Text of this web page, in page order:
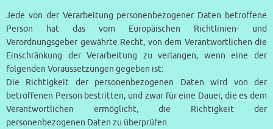
Jede von der Verarbeitung personenbezogener Daten betroffene
Person hat das vom Europäischen Richtlinien- und
Verordnungsgeber gewährte Recht, von dem Verantwortlichen die
Einschränkung der Verarbeitung zu verlangen, wenn eine der
folgenden Voraussetzungen gegeben ist:
Die Richtigkeit der personenbezogenen Daten wird von der
betroffenen Person bestritten, und zwar für eine Dauer, die es dem
Verantwortlichen ermöglicht, die Richtigkeit der
personenbezogenen Daten zu überprüfen.